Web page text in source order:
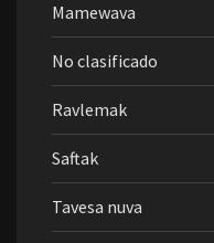
Mamewava
No clasificado
Ravlemak
Saftak
Tavesa nuva